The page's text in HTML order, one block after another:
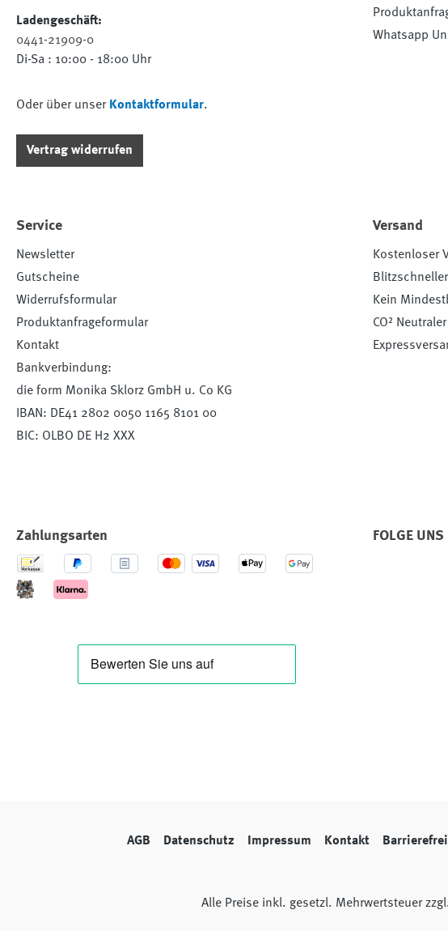
Ladengeschäft:
0441-21909-0
Di-Sa : 10:00 - 18:00 Uhr
Oder über unser Kontaktformular.
Vertrag widerrufen
Whatsapp
Service
Newsletter
Gutscheine
Widerrufsformular
Produktanfrageformular
Kontakt
Bankverbindung:
die form Monika Sklorz GmbH u. Co KG
IBAN: DE41 2802 0050 1165 8101 00
BIC: OLBO DE H2 XXX
Versand
Kostenloser
Kein
CO²
Zahlungsarten FOLGE UNS
AGB Datenschutz Impressum Kontakt
Alle Preise inkl. gesetzl. Mehrwertsteuer